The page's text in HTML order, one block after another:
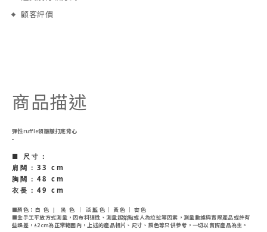
顧客評價
商品描述
彈性ruffle領皺皺打底背心
-
■ 尺寸：
肩闊：33 cm
胸闊：48 cm
衣長：49 cm
■顏色： 白 色 | 黑 色 ｜ 淡 藍 色 ｜ 黃 色 ｜ 杏 色
■全手工平放方式測量，因布料彈性、測量起始點或人為拉扯等因素，測量數據與實際產品或許有
些誤差，±2cm為正常範圍內， 上述的產品相片、尺寸、顏色等只供參考，一切以實際產品為主。